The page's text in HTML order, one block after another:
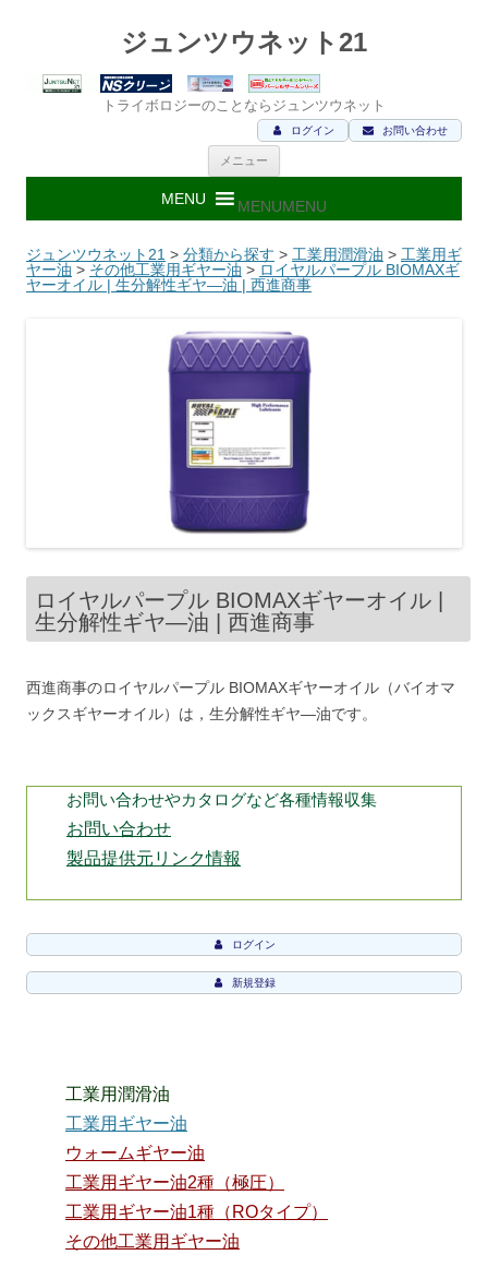
ジュンツウネット21
トライボロジーのことならジュンツウネット
お問い合わせ
ログイン
メニュー
ン
ツ
ス
キ
ッ
プ
MENUMENU
ジュンツウネット21 > 分類から探す > 工業用潤滑油 > 工業用ギ
ヤー油 > その他工業用ギヤー油 > ロイヤルパープル BIOMAXギ
ヤーオイル | 生分解性ギヤ―油 | 西進商事
ロイヤルパープル BIOMAXギヤーオイル |
生分解性ギヤ―油 | 西進商事
西進商事のロイヤルパープル BIOMAXギヤーオイル（バイオマ
ックスギヤーオイル）は，生分解性ギヤ―油です。
お問い合わせやカタログなど各種情報収集
お問い合わせ
製品提供元リンク情報
ログイン
新規登録
工業用潤滑油
工業用ギヤー油
ウォームギヤー油
工業用ギヤー油2種（極圧）
工業用ギヤー油1種（ROタイプ）
その他工業用ギヤー油